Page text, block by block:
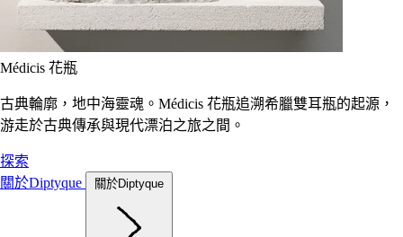
Médicis 花瓶
古典輪廓，地中海靈魂。Médicis 花瓶追溯希臘雙耳瓶的起源，
游走於古典傳承與現代漂泊之旅之間。
探索
關於Diptyque
關於Diptyque